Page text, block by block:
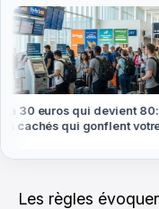
30 euros qui devient 80:
qui gonflent votre
Les règles